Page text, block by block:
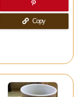
Copy